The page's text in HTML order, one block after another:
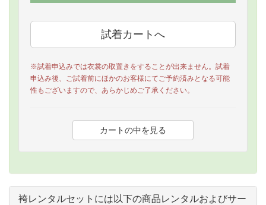
※試着申込みでは衣裳の取置きをすることが出来ません。試着
申込み後、ご試着前にほかのお客様にてご予約済みとなる可能
性もございますので、あらかじめご了承ください。
袴レンタルセットには以下の商品レンタルおよびサー